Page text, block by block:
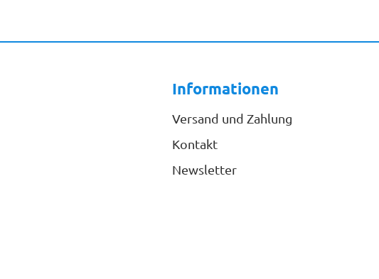
Informationen
Versand und Zahlung
Kontakt
Newsletter